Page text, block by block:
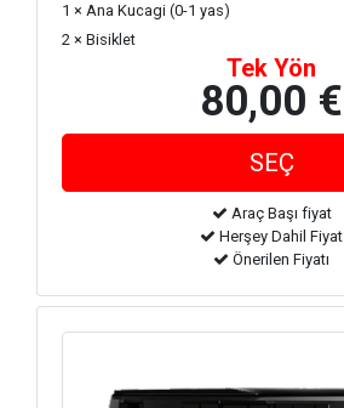
1 × Ana Kucagi (0-1 yas)
2 × Bisiklet
Tek Yön
80,00 €
Araç Başı fiyat
Herşey Dahil Fiyat
Önerilen Fiyatı